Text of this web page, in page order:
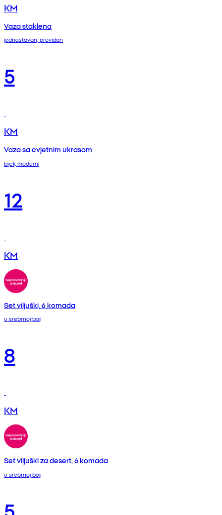
KM
Vaza staklena
jednostavan, providan
5
KM
Vaza sa cvjetnim ukrasom
bijeli, moderni
12
KM
Set viljuški, 6 komada
u srebrnoj boji
8
KM
Set viljuški za desert, 6 komada
u srebrnoj boji
5